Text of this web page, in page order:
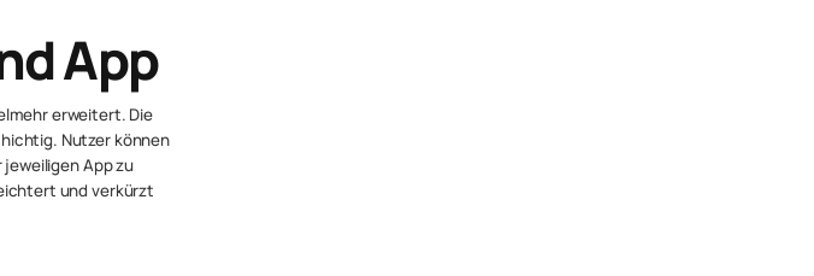
App
erweitert. Die
Nutzer können
App zu
und verkürzt